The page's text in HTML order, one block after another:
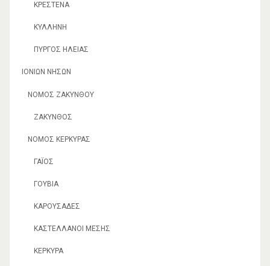
ΚΡΈΣΤΕΝΑ
ΚΥΛΛΉΝΗ
ΠΎΡΓΟΣ ΗΛΕΊΑΣ
ΙΟΝΊΩΝ ΝΉΣΩΝ
ΝΟΜΌΣ ΖΑΚΎΝΘΟΥ
ΖΆΚΥΝΘΟΣ
ΝΟΜΌΣ ΚΕΡΚΎΡΑΣ
ΓΆΙΟΣ
ΓΟΥΒΙΆ
ΚΑΡΟΥΣΆΔΕΣ
ΚΑΣΤΕΛΛΆΝΟΙ ΜΈΣΗΣ
ΚΈΡΚΥΡΑ